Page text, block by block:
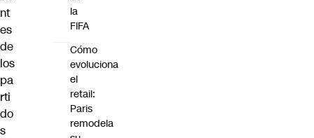
nt
es
de
los
pa
rti
do
s
la
FIFA
Cómo
evoluciona
el
retail:
Paris
remodela